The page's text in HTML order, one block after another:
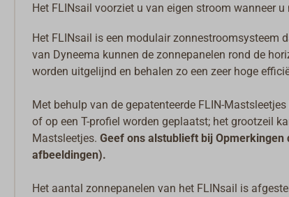
Het FLINsail voorziet u van eigen stroom wanneer
Het FLINsail is een modulair zonnestroomsysteem
van Dyneema kunnen de zonnepanelen rond de
worden uitgelijnd en behalen zo een zeer hoge
Met behulp van de gepatenteerde FLIN-
of op een T-profiel worden geplaatst; het grootzeil
Mastsleetjes. Geef ons alstublieft bij
afbeeldingen).
Het aantal zonnepanelen van het FLINsail is